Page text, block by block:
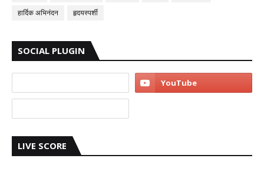
हार्दिक अभिनंदन
हृदयस्पर्शी
SOCIAL PLUGIN
LIVE SCORE